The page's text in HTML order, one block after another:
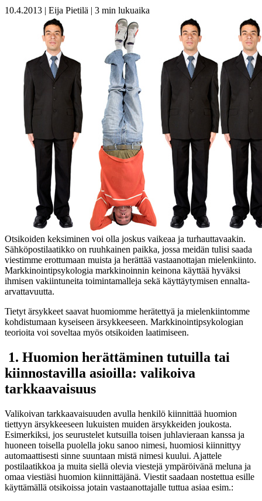
10.4.2013 | Eija Pietilä | 3 min lukuaika
Otsikoiden keksiminen voi olla joskus vaikeaa ja turhauttavaakin.
Sähköpostilaatikko on ruuhkainen paikka, jossa meidän tulisi saada
viestimme erottumaan muista ja herättää vastaanottajan mielenkiinto.
Markkinointipsykologia markkinoinnin keinona käyttää hyväksi
ihmisen vakiintuneita toimintamalleja sekä käyttäytymisen ennalta-
arvattavuutta.
Tietyt ärsykkeet saavat huomiomme herätettyä ja mielenkiintomme
kohdistumaan kyseiseen ärsykkeeseen. Markkinointipsykologian
teorioita voi soveltaa myös otsikoiden laatimiseen.
1. Huomion herättäminen tutuilla tai
kiinnostavilla asioilla: valikoiva
tarkkaavaisuus
Valikoivan tarkkaavaisuuden avulla henkilö kiinnittää huomion
tiettyyn ärsykkeeseen lukuisten muiden ärsykkeiden joukosta.
Esimerkiksi, jos seurustelet kutsuilla toisen juhlavieraan kanssa ja
huoneen toisella puolella joku sanoo nimesi, huomiosi kiinnittyy
automaattisesti sinne suuntaan mistä nimesi kuului. Ajattele
postilaatikkoa ja muita siellä olevia viestejä ympäröivänä meluna ja
omaa viestiäsi huomion kiinnittäjänä. Viestit saadaan nostettua esille
käyttämällä otsikoissa jotain vastaanottajalle tuttua asiaa esim.: